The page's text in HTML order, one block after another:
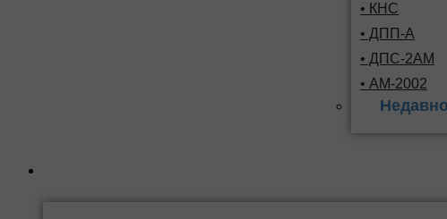
• КНС
• ДПП-А
• ДПС-2АМ
• АМ-2002